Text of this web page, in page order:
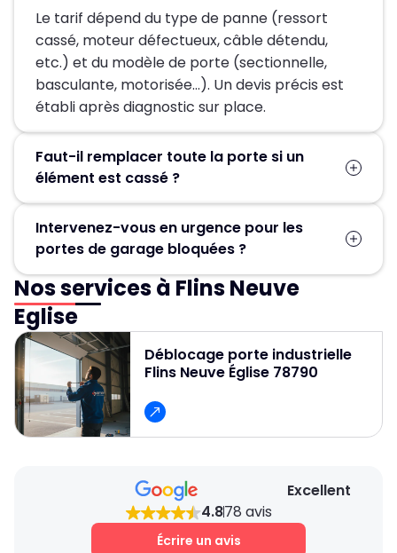
Le tarif dépend du type de panne (ressort
cassé, moteur défectueux, câble détendu,
etc.) et du modèle de porte (sectionnelle,
basculante, motorisée…). Un devis précis est
établi après diagnostic sur place.
Faut-il remplacer toute la porte si un
élément est cassé ?
les pièces défectueuses (ressort, moteur,
câbles, rails) sont remplacées, ce qui permet
d’éviter un changement complet de la porte.
Intervenez-vous en urgence pour les
portes de garage bloquées ?
Oui, un service d’urgence est disponible
24h/24 et 7j/7 pour débloquer et réparer
rapidement les portes de garage.
Nos services à Flins Neuve
Eglise
Déblocage porte industrielle
Flins Neuve Église 78790
Excellent
4.878 avis
Écrire un avis